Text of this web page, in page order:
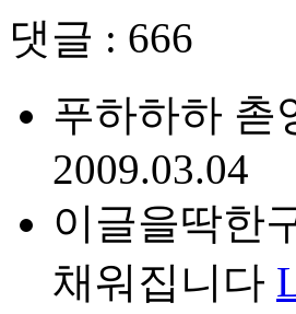
댓글 : 666
푸하하하 촏
2009.03.04
이글을딱한
채워집니다